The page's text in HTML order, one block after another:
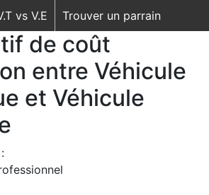
vs V.E Trouver un parrain
de coût
entre Véhicule
et Véhicule